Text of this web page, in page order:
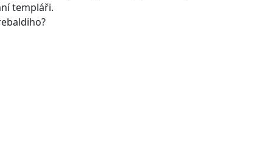
templáři.